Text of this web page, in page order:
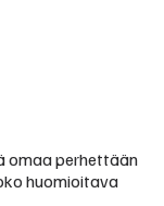
omaa perhettään
huomioitava